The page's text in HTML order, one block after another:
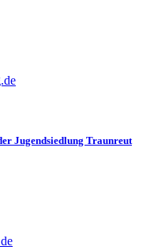
Jugendsiedlung Traunreut